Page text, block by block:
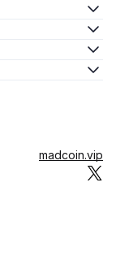
madcoin.vip